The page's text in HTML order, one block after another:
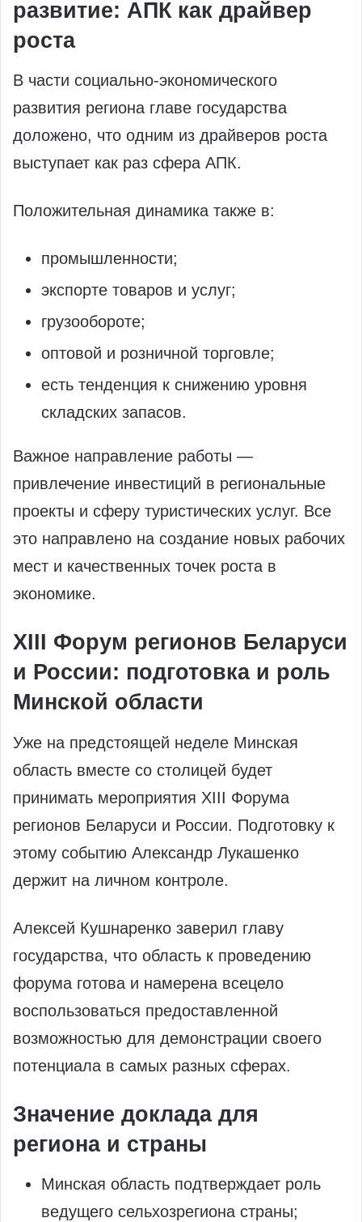
развитие: АПК как драйвер
роста
В части социально‑экономического
развития региона главе государства
доложено, что одним из драйверов роста
выступает как раз сфера АПК.
Положительная динамика также в:
промышленности;
экспорте товаров и услуг;
грузообороте;
оптовой и розничной торговле;
есть тенденция к снижению уровня
складских запасов.
Важное направление работы —
привлечение инвестиций в региональные
проекты и сферу туристических услуг. Все
это направлено на создание новых рабочих
мест и качественных точек роста в
экономике.
XIII Форум регионов Беларуси
и России: подготовка и роль
Минской области
Уже на предстоящей неделе Минская
область вместе со столицей будет
принимать мероприятия XIII Форума
регионов Беларуси и России. Подготовку к
этому событию Александр Лукашенко
держит на личном контроле.
Алексей Кушнаренко заверил главу
государства, что область к проведению
форума готова и намерена всецело
воспользоваться предоставленной
возможностью для демонстрации своего
потенциала в самых разных сферах.
Значение доклада для
региона и страны
Минская область подтверждает роль
ведущего сельхозрегиона страны;